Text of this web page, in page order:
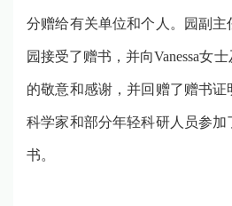
分赠给有关单位和个人。园副
园接受了赠书，并向Vanessa女
的敬意和感谢，并回赠了赠书
科学家和部分年轻科研人员参
书。